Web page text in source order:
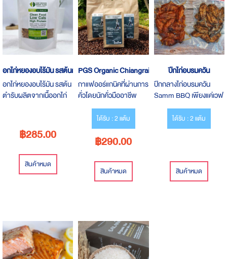
กรัม* น้ำหนัก 200 กรัม/
ซอง
อกไก่หยองอบไร้มัน รสต้นตำรับ
อกไก่หยองอบไร้มัน รสต้น
ตำรับผลิตจากเนื้ออกไก่
อกไก่มาต้ม คั่ว และอบ
คลุกเคล้ากับเครื่องเทศ
ด้วยเครื่องปรุงเพื่อ
สุขภาพ ไม่มีแป้ง ไม่มีน้ำมัน
200 กรัม/ซอง
฿285.00
สินค้าหมด
PGS Organic Chiangrai Coffee
กาแฟออร์แกนิคที่ผ่านการ
คั่วโดยนักคั่วมืออาชีพ
ปลอดภัย ได้สุขภาพที่ดี
ขนาด 500 กรัม 290 บาท
ได้รับ : 2 แต้ม
฿290.00
สินค้าหมด
ปีกไก่อบรมควัน
ปีกกลางไก่อบรมควัน
Samm BBQ เพียงแค่เวฟ
ก็ทานได้ทันที มีให้เลือก 2
สูตร อบด้วยวิธี
Low&Slow อเมริกันสไตล์
ได้รับ : 2 แต้ม
สินค้าหมด